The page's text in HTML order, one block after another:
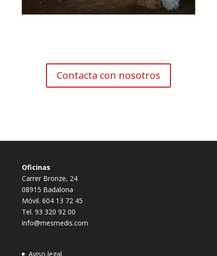
Contacta con nosotros
Oficinas
Carrer Bronze, 24
08915 Badalona
Móvil. 604 13 72 45
Tel. 93 320 92 00
info@mesmedis.com
Aviso legal